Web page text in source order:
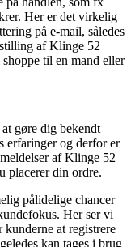
Her er det virkelig
på e-mail, således
af Klinge 52
til en mand eller
gøre dig bekendt
erfaringer og derfor er
af Klinge 52
placerer din ordre.
pålidelige chancer
Her ser vi
at registrere
kan tages i brug